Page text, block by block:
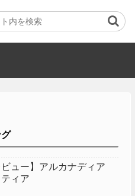
ビュー】アルカナディア
ィア